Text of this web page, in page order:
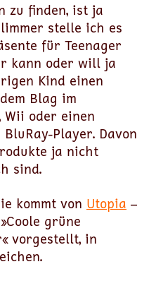
zu finden, ist ja
stelle ich es
für Teenager
kann oder will ja
Kind einen
Blag im
oder einen
Player. Davon
ja nicht
sind.
kommt von Utopia –
grüne
vorgestellt, in